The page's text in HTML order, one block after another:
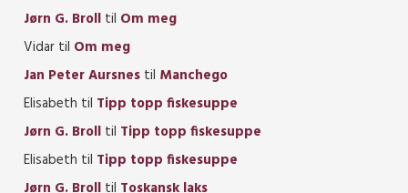
Jørn G. Broll til Om meg
Vidar til Om meg
Jan Peter Aursnes til Manchego
Elisabeth til Tipp topp fiskesuppe
Jørn G. Broll til Tipp topp fiskesuppe
Elisabeth til Tipp topp fiskesuppe
Jørn G. Broll til Toskansk laks